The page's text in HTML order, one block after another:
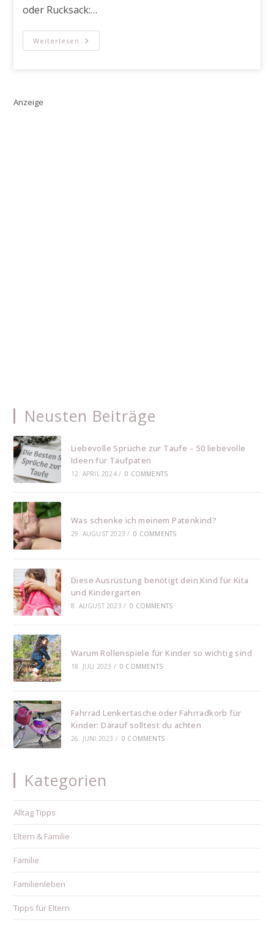
oder Rucksack:…
Weiterlesen 1.
Kindergartentag:
Anzeige
Neusten Beiträge
Liebevolle Sprüche zur Taufe – 50 liebevolle
Ideen für Taufpaten
12. APRIL 2024 / 0 COMMENTS
Was schenke ich meinem Patenkind?
29. AUGUST 2023 / 0 COMMENTS
Diese Ausrüstung benötigt dein Kind für Kita
und Kindergarten
8. AUGUST 2023 / 0 COMMENTS
Warum Rollenspiele für Kinder so wichtig sind
18. JULI 2023 / 0 COMMENTS
Fahrrad Lenkertasche oder Fahrradkorb für
Kinder: Darauf solltest du achten
26. JUNI 2023 / 0 COMMENTS
Kategorien
Alltag Tipps
Eltern & Familie
Familie
Familienleben
Tipps für Eltern